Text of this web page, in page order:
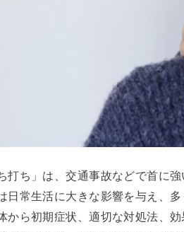
打ち」は、交通事故などで首に
日常生活に大きな影響を与え、
から初期症状、適切な対処法、